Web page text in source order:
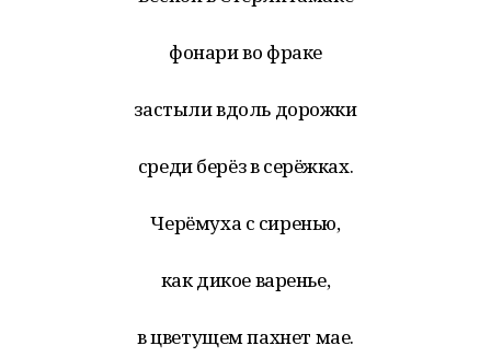
фонари во фраке
застыли вдоль дорожки
среди берёз в серёжках.
Черёмуха с сиренью,
как дикое варенье,
в цветущем пахнет мае.